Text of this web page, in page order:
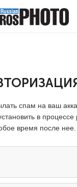
спам на ваш
в процессе
время после нее.